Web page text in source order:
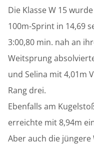
Die Klasse W 15
100m-Sprint in 14,69
3:00,80 min. nah an
Weitsprung
und Selina mit 4,01m
Rang drei.
Ebenfalls am
erreichte mit 8,94m
Aber auch die